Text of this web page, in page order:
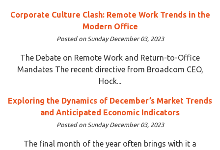
Corporate Culture Clash: Remote Work Trends in the
Modern Office
Posted on Sunday December 03, 2023
The Debate on Remote Work and Return-to-Office
Mandates The recent directive from Broadcom CEO,
Hock...
Exploring the Dynamics of December’s Market Trends
and Anticipated Economic Indicators
Posted on Sunday December 03, 2023
The final month of the year often brings with it a